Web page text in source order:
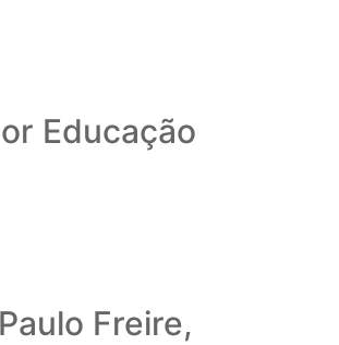
Educação
Freire,